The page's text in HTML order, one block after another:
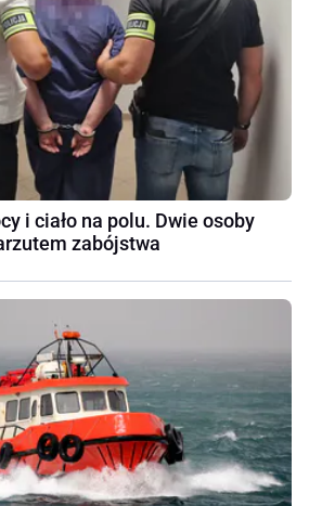
i ciało na polu. Dwie osoby
zabójstwa